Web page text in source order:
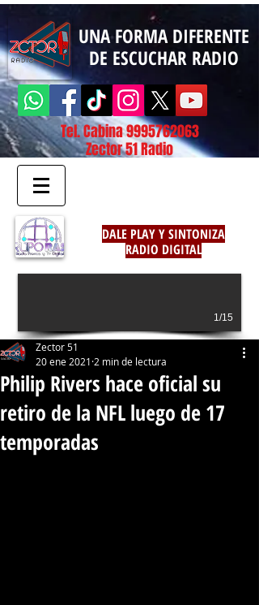
UNA FORMA DIFERENTE
DE ESCUCHAR RADIO
Tel. Cabina9995762063
Zector 51 Radio
DALE PLAY Y SINTONIZA
RADIO DIGITAL
1/15
Philip Rivers hace oficial su
retiro de la NFL luego de 17
temporadas
Zector 51
20 ene 2021 2 min de lectura